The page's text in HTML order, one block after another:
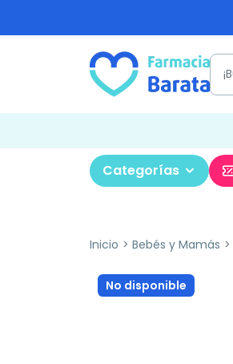
Categorías
Inicio Bebés y Mamás
No disponible